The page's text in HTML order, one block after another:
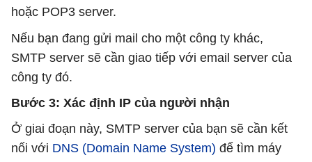
hoặc POP3 server.
Nếu bạn đang gửi mail cho một công ty khác,
SMTP server sẽ cần giao tiếp với email server của
công ty đó.
Bước 3: Xác định IP của người nhận
Ở giai đoạn này, SMTP server của bạn sẽ cần kết
nối với DNS (Domain Name System) để tìm máy